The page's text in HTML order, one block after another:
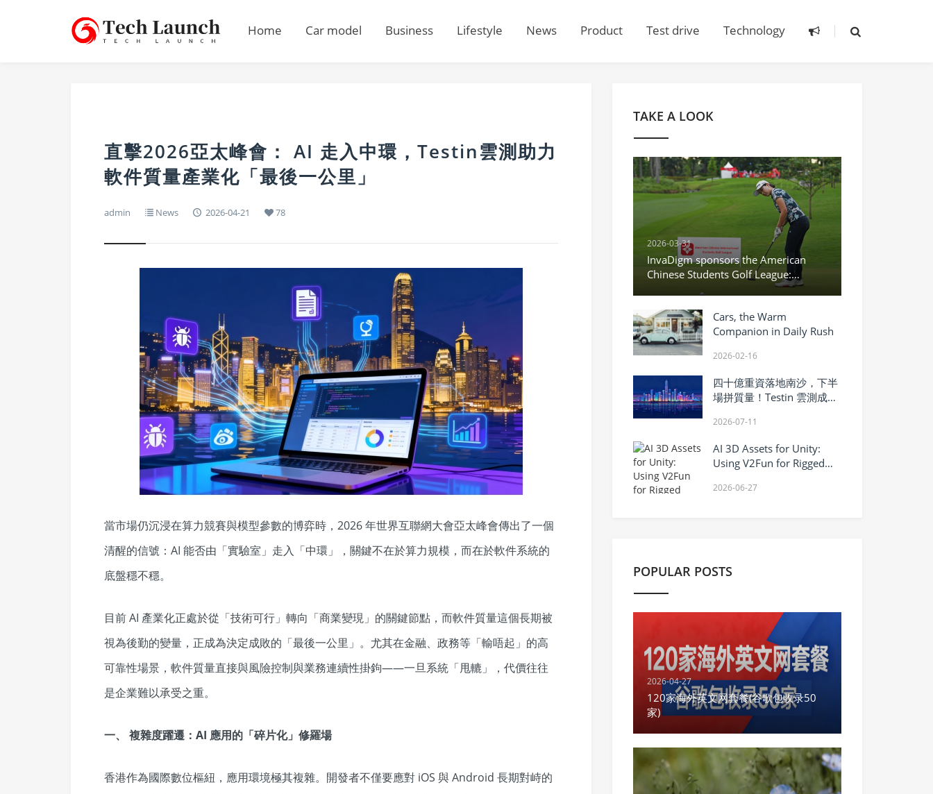
Home Car model Business Lifestyle News Product Test drive Technology
直擊2026亞太峰會： AI 走入中環，Testin雲測助力
軟件質量產業化「最後一公里」
admin News 2026-04-21 78
當市場仍沉浸在算力競賽與模型參數的博弈時，2026 年世界互聯網大會亞太峰會傳出了一個
清醒的信號：AI 能否由「實驗室」走入「中環」，關鍵不在於算力規模，而在於軟件系統的
底盤穩不穩。
目前 AI 產業化正處於從「技術可行」轉向「商業變現」的關鍵節點，而軟件質量這個長期被
視為後勤的變量，正成為決定成敗的「最後一公里」。尤其在金融、政務等「輸唔起」的高
可靠性場景，軟件質量直接與風險控制與業務連續性掛鉤——一旦系統「甩轆」，代價往往
是企業難以承受之重。
一、 複雜度躍遷： AI 應用的「碎片化」修羅場
香港作為國際數位樞紐，應用環境極其複雜。開發者不僅要應對 iOS 與 Android 長期對峙的
TAKE A LOOK
2026-03-31
InvaDigm sponsors the American
Chinese Students Golf League:
Building a platform for cross-cultural
Cars, the Warm
Companion in Daily Rush
2026-02-16
四十億重資落地南沙，下半
場拼質量！Testin 雲測成灣
2026-07-11
AI 3D Assets for Unity:
Using V2Fun for Rigged
Motion Testing, and FBX
2026-06-27
POPULAR POSTS
2026-04-27
120家海外英文网套餐(谷歌包收录50
家)